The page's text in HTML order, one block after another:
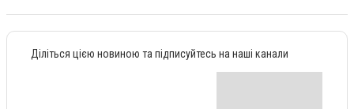
Діліться цією новиною та підписуйтесь на наші канали